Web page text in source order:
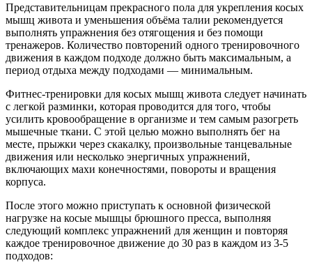
Представительницам прекрасного пола для укрепления косых
мышц живота и уменьшения объёма талии рекомендуется
выполнять упражнения без отягощения и без помощи
тренажеров. Количество повторений одного тренировочного
движения в каждом подходе должно быть максимальным, а
период отдыха между подходами — минимальным.
Фитнес-тренировки для косых мышц живота следует начинать
с легкой разминки, которая проводится для того, чтобы
усилить кровообращение в организме и тем самым разогреть
мышечные ткани. С этой целью можно выполнять бег на
месте, прыжки через скакалку, произвольные танцевальные
движения или несколько энергичных упражнений,
включающих махи конечностями, повороты и вращения
корпуса.
После этого можно приступать к основной физической
нагрузке на косые мышцы брюшного пресса, выполняя
следующий комплекс упражнений для женщин и повторяя
каждое тренировочное движение до 30 раз в каждом из 3-5
подходов: